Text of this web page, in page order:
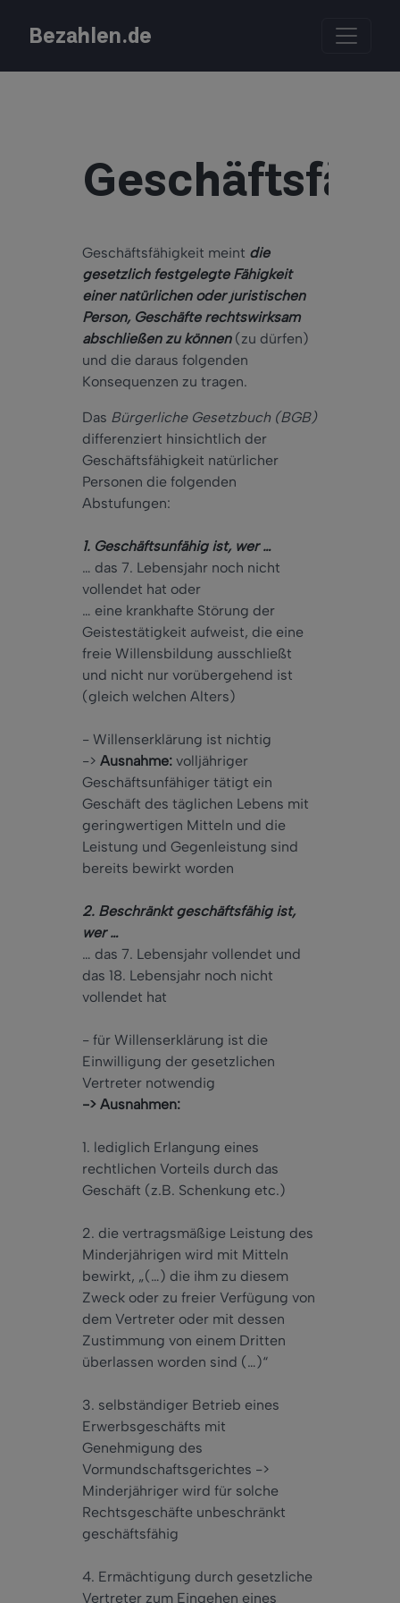
Bezahlen.de
Geschäftsfähigkeit meint die
gesetzlich festgelegte Fähigkeit
einer natürlichen oder juristischen
Person, Geschäfte rechtswirksam
abschließen zu können(zu dürfen)
und die daraus folgenden
Konsequenzen zu tragen.
Das Bürgerliche Gesetzbuch (BGB)
differenziert hinsichtlich der
Geschäftsfähigkeit natürlicher
Personen die folgenden
Abstufungen:
1. Geschäftsunfähig ist, wer …
… das 7. Lebensjahr noch nicht
vollendet hat oder
… eine krankhafte Störung der
Geistestätigkeit aufweist, die eine
freie Willensbildung ausschließt
und nicht nur vorübergehend ist
(gleich welchen Alters)
- Willenserklärung ist nichtig
-> Ausnahme: volljähriger
Geschäftsunfähiger tätigt ein
Geschäft des täglichen Lebens mit
geringwertigen Mitteln und die
Leistung und Gegenleistung sind
bereits bewirkt worden
2. Beschränkt geschäftsfähig ist,
wer …
… das 7. Lebensjahr vollendet und
das 18. Lebensjahr noch nicht
vollendet hat
- für Willenserklärung ist die
Einwilligung der gesetzlichen
Vertreter notwendig
-> Ausnahmen:
1. lediglich Erlangung eines
rechtlichen Vorteils durch das
Geschäft (z.B. Schenkung etc.)
2. die vertragsmäßige Leistung des
Minderjährigen wird mit Mitteln
bewirkt, „(…) die ihm zu diesem
Zweck oder zu freier Verfügung von
dem Vertreter oder mit dessen
Zustimmung von einem Dritten
überlassen worden sind (…)“
3. selbständiger Betrieb eines
Erwerbsgeschäfts mit
Genehmigung des
Vormundschaftsgerichtes ->
Minderjähriger wird für solche
Rechtsgeschäfte unbeschränkt
geschäftsfähig
4. Ermächtigung durch gesetzliche
Vertreter zum Eingehen eines